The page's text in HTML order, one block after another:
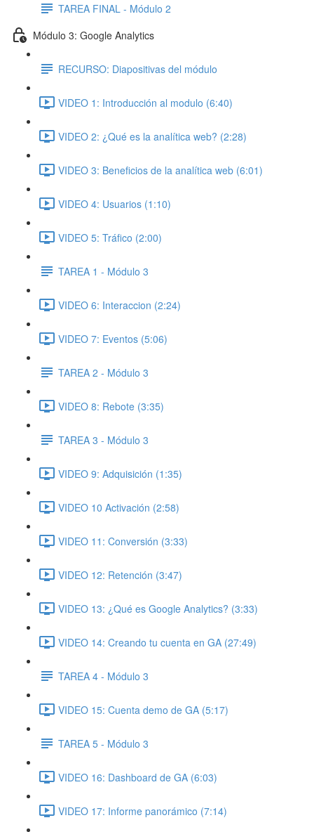
TAREA FINAL - Módulo 2
Módulo 3: Google Analytics
RECURSO: Diapositivas del módulo
VIDEO 1: Introducción al modulo (6:40)
VIDEO 2: ¿Qué es la analítica web? (2:28)
VIDEO 3: Beneficios de la analítica web (6:01)
VIDEO 4: Usuarios (1:10)
VIDEO 5: Tráfico (2:00)
TAREA 1 - Módulo 3
VIDEO 6: Interaccion (2:24)
VIDEO 7: Eventos (5:06)
TAREA 2 - Módulo 3
VIDEO 8: Rebote (3:35)
TAREA 3 - Módulo 3
VIDEO 9: Adquisición (1:35)
VIDEO 10 Activación (2:58)
VIDEO 11: Conversión (3:33)
VIDEO 12: Retención (3:47)
VIDEO 13: ¿Qué es Google Analytics? (3:33)
VIDEO 14: Creando tu cuenta en GA (27:49)
TAREA 4 - Módulo 3
VIDEO 15: Cuenta demo de GA (5:17)
TAREA 5 - Módulo 3
VIDEO 16: Dashboard de GA (6:03)
VIDEO 17: Informe panorámico (7:14)